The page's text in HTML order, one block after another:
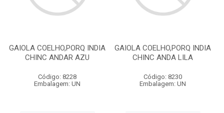
GAIOLA COELHO,PORQ INDIA
CHINC ANDAR AZU
Código: 8228
Embalagem: UN
GAIOLA COELHO,PORQ INDIA
CHINC ANDA LILA
Código: 8230
Embalagem: UN